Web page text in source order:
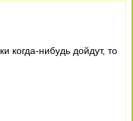
когда-нибудь дойдут, то